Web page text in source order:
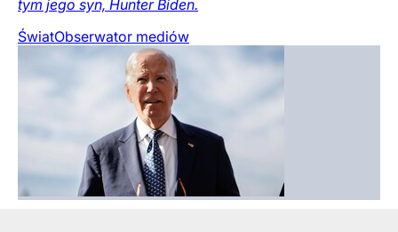
tym jego syn, Hunter Biden.
ŚwiatObserwator mediów